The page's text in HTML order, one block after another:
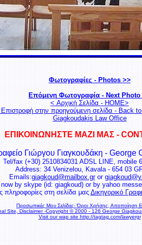
Φωτογραφίες - Photos >>
Επόμενη Φωτογραφία - Next Photo
< Αρχική Σελίδα - ΗΟΜΕ>
στην προηγούμενη σελίδα - Back
Giagkoudakis Law Office
ΕΠΙΚΟΙΝΩΝΗΣΤΕ ΜΑΖΙ ΜΑΣ -
Γιώργου Γιαγκουδάκη -
Tel/fax (+30) 2510834031 ADSL LINE, mobile
Address: 34 Venizelou, Kavala - 654 03
Emails:giagkoud@mailbox.gror
by skype (id: giagkoud) or by yahoo
πληροφορίες στη σελίδα μαςΔικηγορικό
Προσωπικές Μου Σελίδες- Όροι Χρήσης, Αποποίηση
Site, Disclaimer -Copyright © 2000 - 126 George
Visit our wap site http://tagtag.com/lawyergr